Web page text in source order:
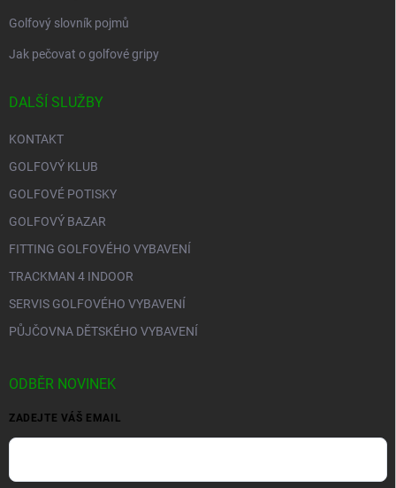
Golfový slovník pojmů
Jak pečovat o golfové gripy
DALŠÍ SLUŽBY
KONTAKT
GOLFOVÝ KLUB
GOLFOVÉ POTISKY
GOLFOVÝ BAZAR
FITTING GOLFOVÉHO VYBAVENÍ
TRACKMAN 4 INDOOR
SERVIS GOLFOVÉHO VYBAVENÍ
PŮJČOVNA DĚTSKÉHO VYBAVENÍ
ODBĚR NOVINEK
ZADEJTE VÁŠ EMAIL